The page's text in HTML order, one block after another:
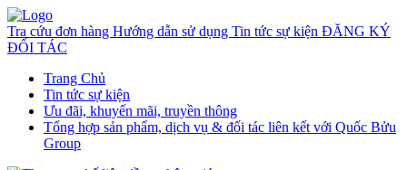
Tra cứu đơn hàng Hướng dẫn sử dụng Tin tức sự kiện ĐĂNG KÝ
ĐỐI TÁC
Trang Chủ
Tin tức sự kiện
Ưu đãi, khuyến mãi, truyền thông
Tổng hợp sản phẩm, dịch vụ & đối tác liên kết với Quốc Bửu
Group